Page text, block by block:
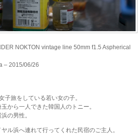
NOKTON vintage line 50mm f1.5 Aspherical
– 2015/06/26
子旅をしている若い女の子。
から一人できた韓国人のトニー。
の男性。
ル浜へ連れて行ってくれた民宿のご主人。